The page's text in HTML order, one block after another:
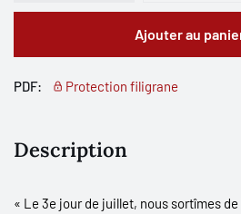
Ajouter au
PDF: Protection filigrane
Description
« Le 3e jour de juillet, nous sortîmes